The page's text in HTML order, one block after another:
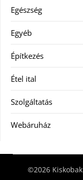
Egészség
Egyéb
Építkezés
Étel ital
Szolgáltatás
Webáruház
©2026 Kiskobak